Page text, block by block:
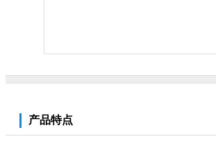
产品特点